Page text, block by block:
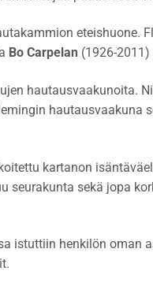
eteishuone.
Bo Carpelan (1926-
hautausvaakunoita.
hautausvaakuna
kartanon
seurakunta sekä jopa
istuttiin henkilön oman